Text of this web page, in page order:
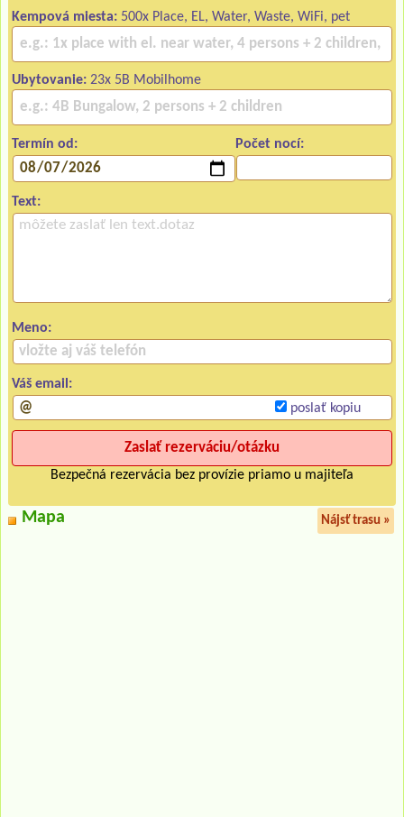
Kempová miesta: 500x Place, EL, Water, Waste, WiFi, pet
Ubytovanie: 23x 5B Mobilhome
Termín od: Počet nocí:
Text:
Meno:
Váš email:
poslať kopiu
Bezpečná rezervácia bez provízie priamo u majiteľa
Mapa Nájsť trasu »